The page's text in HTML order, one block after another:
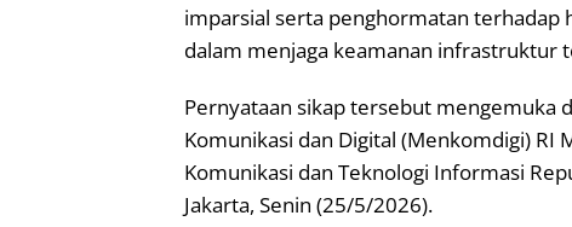
imparsial serta penghormatan terhadap
dalam menjaga keamanan infrastruktur
Pernyataan sikap tersebut mengemuka
Komunikasi dan Digital (Menkomdigi) RI
Komunikasi dan Teknologi Informasi
Jakarta, Senin (25/5/2026).